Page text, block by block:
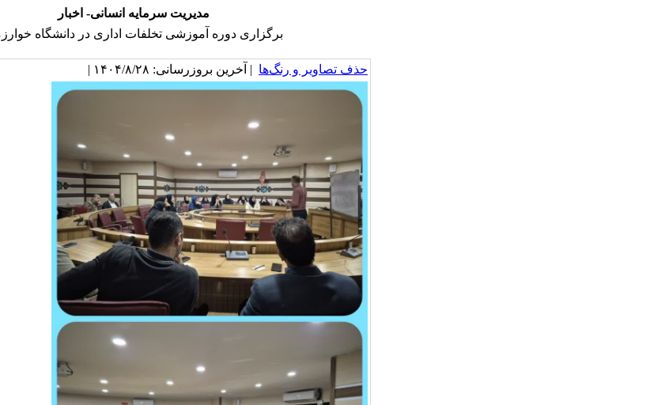
مدیریت سرمایه انسانی- اخبار
برگزاری دوره آموزشی تخلفات اداری در دانشگاه
حذف تصاویر و رنگ‌ها | آخرین بروزرسانی: ۱۴۰۴/۸/۲۸ |